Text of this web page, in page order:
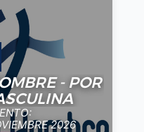
- POR
2026